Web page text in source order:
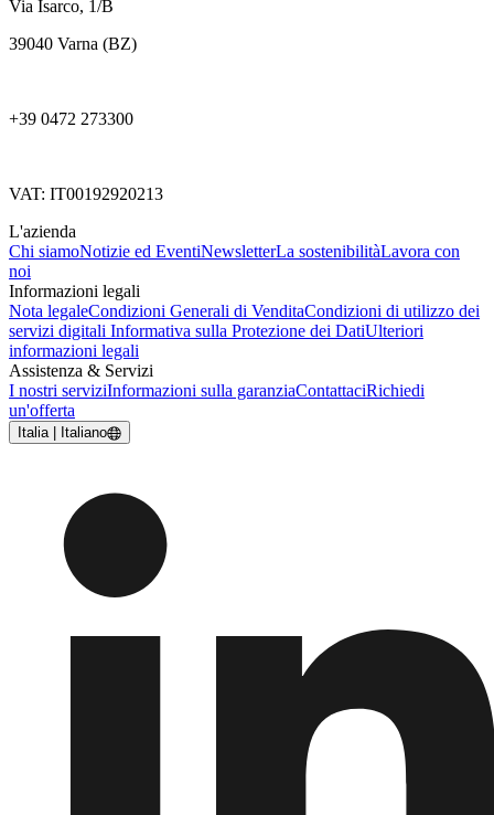
Via Isarco, 1/B
39040 Varna (BZ)
+39 0472 273300
VAT: IT00192920213
L'azienda
Chi siamoNotizie ed EventiNewsletterLa sostenibilitàLavora con
noi
Informazioni legali
Nota legaleCondizioni Generali di VenditaCondizioni di utilizzo dei
servizi digitali Informativa sulla Protezione dei DatiUlteriori
informazioni legali
Assistenza & Servizi
I nostri serviziInformazioni sulla garanziaContattaciRichiedi
un'offerta
Italia | Italiano